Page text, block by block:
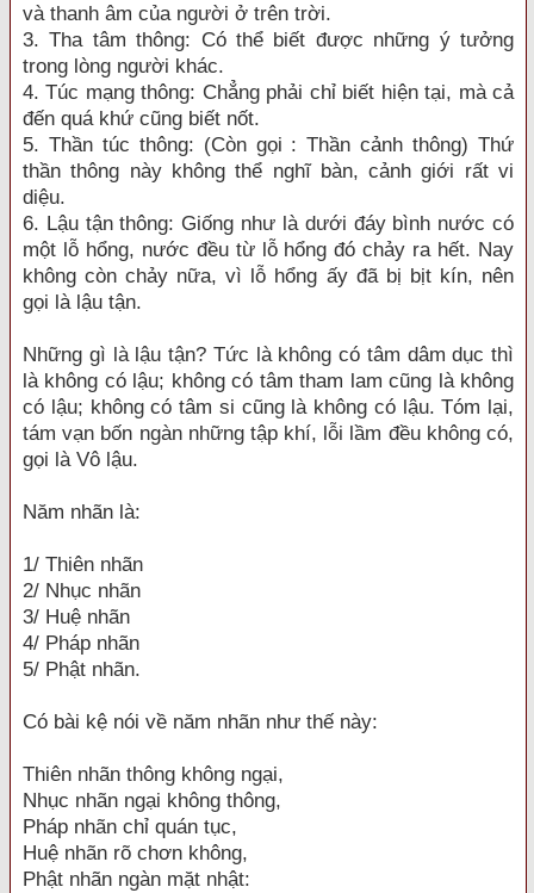
và thanh âm của người ở trên trời.
3. Tha tâm thông: Có thể biết được những ý tưởng
trong lòng người khác.
4. Túc mạng thông: Chẳng phải chỉ biết hiện tại, mà cả
đến quá khứ cũng biết nốt.
5. Thần túc thông: (Còn gọi : Thần cảnh thông) Thứ
thần thông này không thể nghĩ bàn, cảnh giới rất vi
diệu.
6. Lậu tận thông: Giống như là dưới đáy bình nước có
một lỗ hổng, nước đều từ lỗ hổng đó chảy ra hết. Nay
không còn chảy nữa, vì lỗ hổng ấy đã bị bịt kín, nên
gọi là lậu tận.
Những gì là lậu tận? Tức là không có tâm dâm dục thì
là không có lậu; không có tâm tham lam cũng là không
có lậu; không có tâm si cũng là không có lậu. Tóm lại,
tám vạn bốn ngàn những tập khí, lỗi lầm đều không có,
gọi là Vô lậu.
Năm nhãn là:
1/ Thiên nhãn
2/ Nhục nhãn
3/ Huệ nhãn
4/ Pháp nhãn
5/ Phật nhãn.
Có bài kệ nói về năm nhãn như thế này:
Thiên nhãn thông không ngại,
Nhục nhãn ngại không thông,
Pháp nhãn chỉ quán tục,
Huệ nhãn rõ chơn không,
Phật nhãn ngàn mặt nhật: